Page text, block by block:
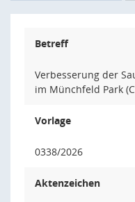
Betreff
Verbesserung der
im Münchfeld Park
Vorlage
0338/2026
Aktenzeichen